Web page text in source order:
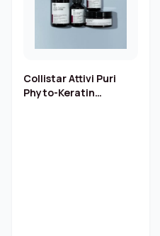
Collistar Attivi Puri
Phyto-Keratin